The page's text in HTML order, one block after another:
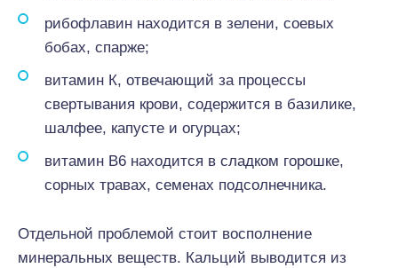
рибофлавин находится в зелени, соевых
бобах, спарже;
витамин К, отвечающий за процессы
свертывания крови, содержится в базилике,
шалфее, капусте и огурцах;
витамин В6 находится в сладком горошке,
сорных травах, семенах подсолнечника.
Отдельной проблемой стоит восполнение
минеральных веществ. Кальций выводится из